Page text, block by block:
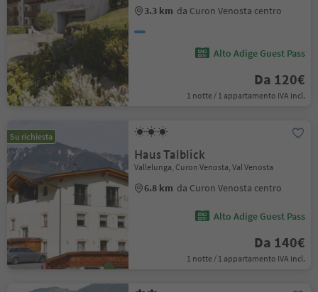
3.3 km da Curon Venosta centro
Alto Adige Guest Pass
Da 120€
1 notte / 1 appartamento IVA incl.
Su richiesta
Haus Talblick
Vallelunga, Curon Venosta, Val Venosta
6.8 km da Curon Venosta centro
Alto Adige Guest Pass
Da 140€
1 notte / 1 appartamento IVA incl.